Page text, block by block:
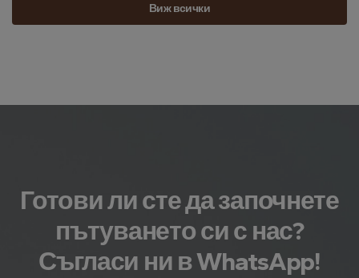
Виж всички
Готови ли сте да започнете
пътуването си с нас?
Съгласи ни в WhatsApp!